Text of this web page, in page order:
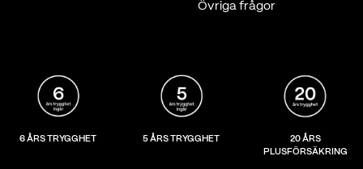
Övriga frågor
6 ÅRS TRYGGHET 5 ÅRS TRYGGHET
20 ÅRS
PLUSFÖRSÄKRING